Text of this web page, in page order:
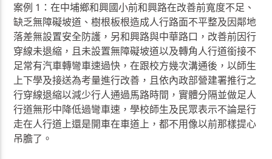
案例 1：在中埔鄉和興國小前和興路在改善前寬度不足、
缺乏無障礙坡道、樹根板根造成人行路面不平整及因鄰地
落差無設置安全防護，另和興路與中華路口，改善前因行
穿線未退縮，且未設置無障礙坡道以及轉角人行道銜接不
足常有汽車轉彎車速過快，在跟校方幾次溝通後，以師生
上下學及接送為考量進行改善，且依內政部營建署推行之
行穿線退縮以減少行人通過馬路時間，實體分隔並做足人
行道無形中降低過彎車速，學校師生及民眾表示不論是行
走在人行道上還是開車在車道上，都不用像以前那樣提心
吊膽了。